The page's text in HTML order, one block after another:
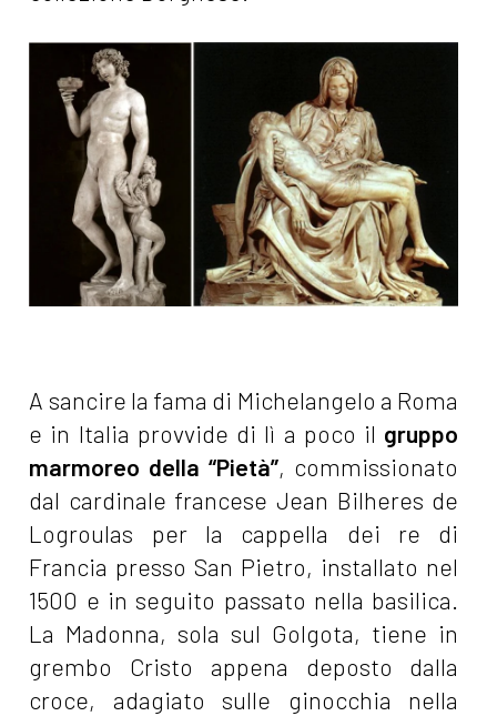
A sancire la fama di Michelangelo a Roma
e in Italia provvide di lì a poco il gruppo
marmoreo della “Pietà”, commissionato
dal cardinale francese Jean Bilheres de
Logroulas per la cappella dei re di
Francia presso San Pietro, installato nel
1500 e in seguito passato nella basilica.
La Madonna, sola sul Golgota, tiene in
grembo Cristo appena deposto dalla
croce, adagiato sulle ginocchia nella